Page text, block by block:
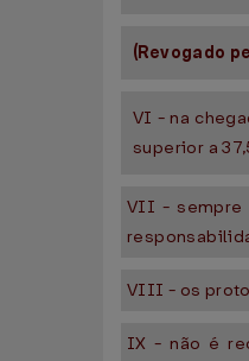
(Revogado
VI - na
superior a
VII - sempre
VIII - os
IX - não é